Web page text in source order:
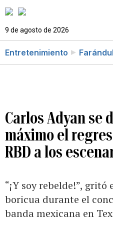
9 de agosto de 2026
Entretenimiento
Carlos Adyan se
máximo el
RBD a los
“¡Y soy rebelde!”,
boricua durante el
banda mexicana en